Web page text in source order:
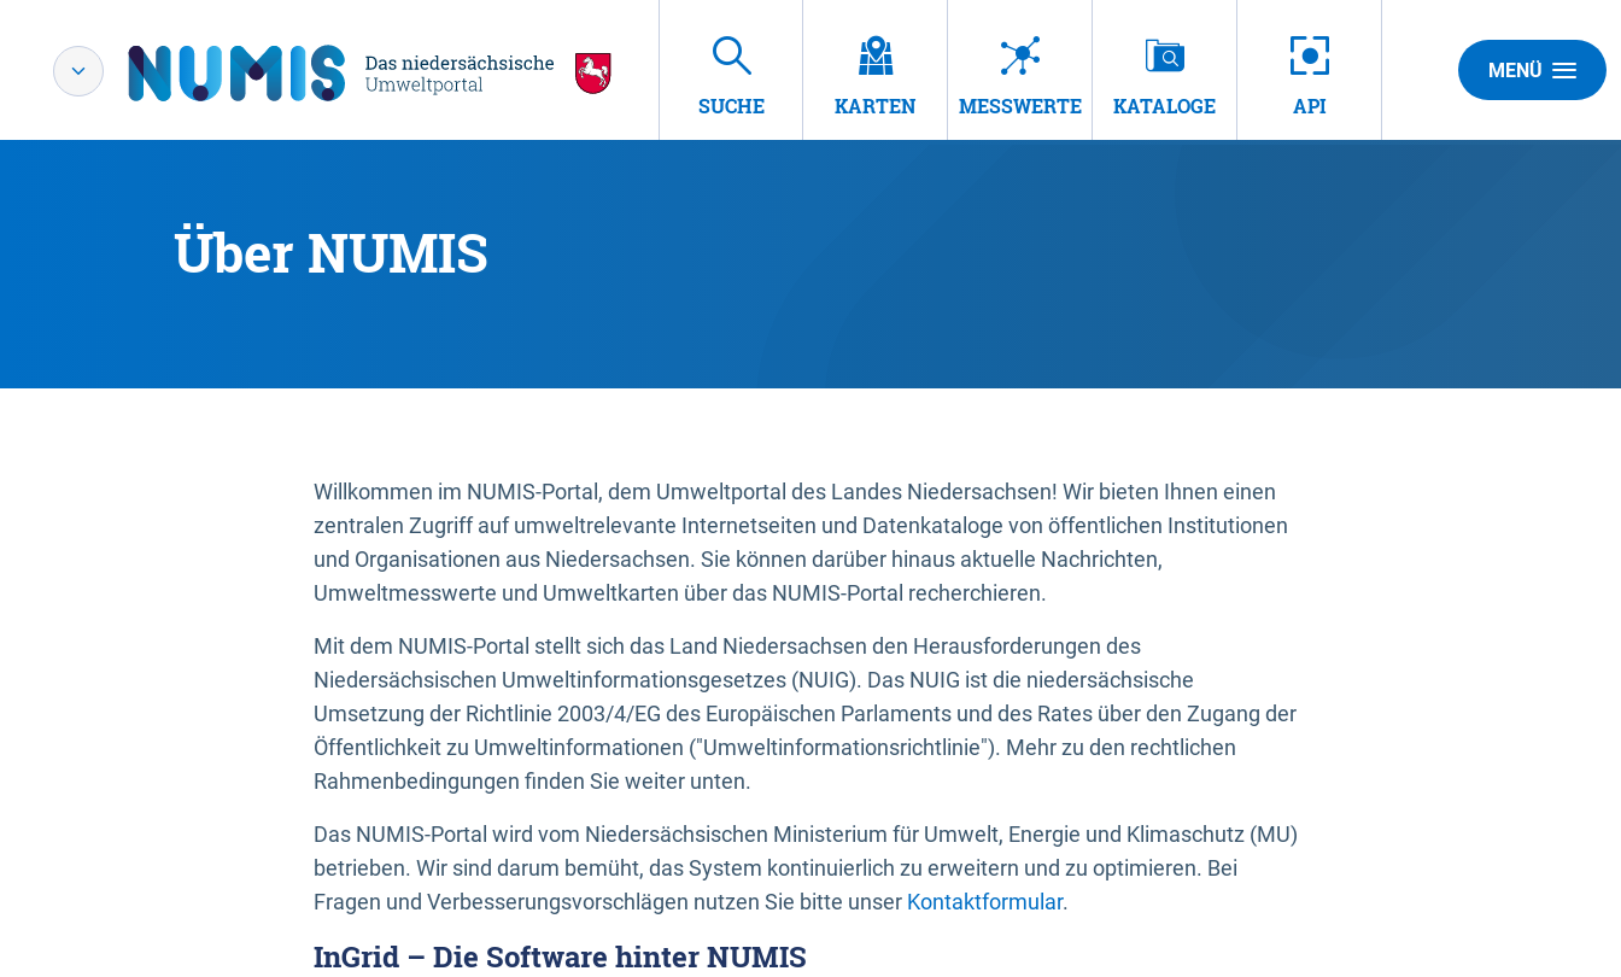
SUCHE KARTEN MESSWERTE KATALOGE API
MENÜ
Über NUMIS
Willkommen im NUMIS-Portal, dem Umweltportal des Landes Niedersachsen! Wir bieten Ihnen einen
zentralen Zugriff auf umweltrelevante Internetseiten und Datenkataloge von öffentlichen Institutionen
und Organisationen aus Niedersachsen. Sie können darüber hinaus aktuelle Nachrichten,
Umweltmesswerte und Umweltkarten über das NUMIS-Portal recherchieren.
Mit dem NUMIS-Portal stellt sich das Land Niedersachsen den Herausforderungen des
Niedersächsischen Umweltinformationsgesetzes (NUIG). Das NUIG ist die niedersächsische
Umsetzung der Richtlinie 2003/4/EG des Europäischen Parlaments und des Rates über den Zugang der
Öffentlichkeit zu Umweltinformationen ("Umweltinformationsrichtlinie"). Mehr zu den rechtlichen
Rahmenbedingungen finden Sie weiter unten.
Das NUMIS-Portal wird vom Niedersächsischen Ministerium für Umwelt, Energie und Klimaschutz (MU)
betrieben. Wir sind darum bemüht, das System kontinuierlich zu erweitern und zu optimieren. Bei
Fragen und Verbesserungsvorschlägen nutzen Sie bitte unser Kontaktformular.
InGrid – Die Software hinter NUMIS